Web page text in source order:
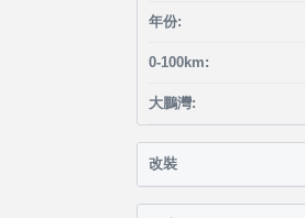
年份:
0-100km:
大鵬灣:
改裝